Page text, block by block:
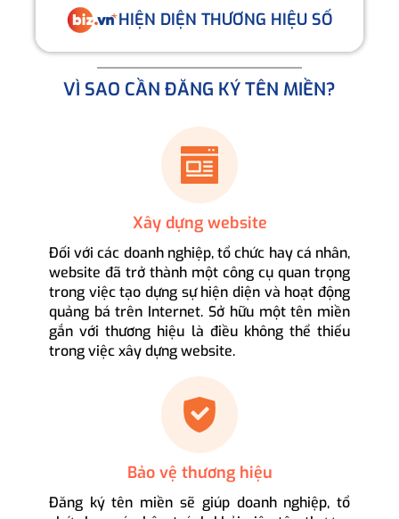
HIỆN DIỆN THƯƠNG HIỆU SỐ
VÌ SAO CẦN ĐĂNG KÝ TÊN MIỀN?
Xây dựng website
Đối với các doanh nghiệp, tổ chức hay cá nhân,
website đã trở thành một công cụ quan trọng
trong việc tạo dựng sự hiện diện và hoạt động
quảng bá trên Internet. Sở hữu một tên miền
gắn với thương hiệu là điều không thể thiếu
trong việc xây dựng website.
Bảo vệ thương hiệu
Đăng ký tên miền sẽ giúp doanh nghiệp, tổ